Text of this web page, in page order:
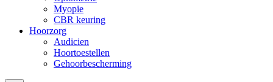
Myopie
CBR keuring
Hoorzorg
Audicien
Hoortoestellen
Gehoorbescherming